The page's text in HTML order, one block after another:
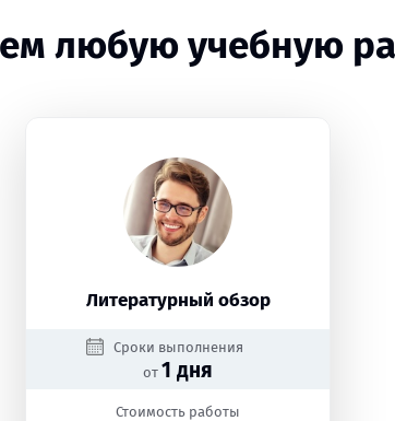
любую учебную
Литературный обзор
Сроки выполнения
от 1 дня
Стоимость работы